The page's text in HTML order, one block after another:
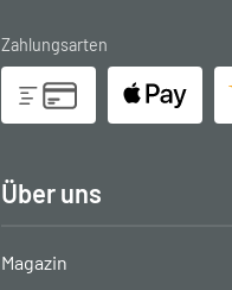
Zahlungsarten
Über uns
Magazin